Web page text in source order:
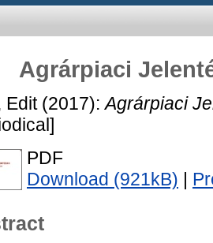
Agrárpiaci
Edit(2017):Agrárpiaci
PDF
Download (921kB)